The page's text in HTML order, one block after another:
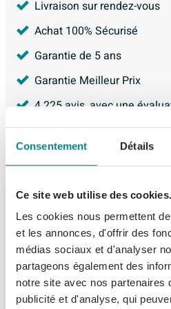
Consentement Détails
Ce site web utilise des cookies.
Les cookies nous permettent
et les annonces, d'offrir des
médias sociaux et d'analyser
partageons également des
notre site avec nos partenaires
publicité et d'analyse, qui
Livraison sur rendez-vous
Achat 100% Sécurisé
Garantie de 5 ans
Garantie Meilleur Prix
4.225 avis, avec une
Articles similaires
BRAUER Adore
profond -
sans poignées -
chêne massif -
Livraison:8 - 9
1.354,28